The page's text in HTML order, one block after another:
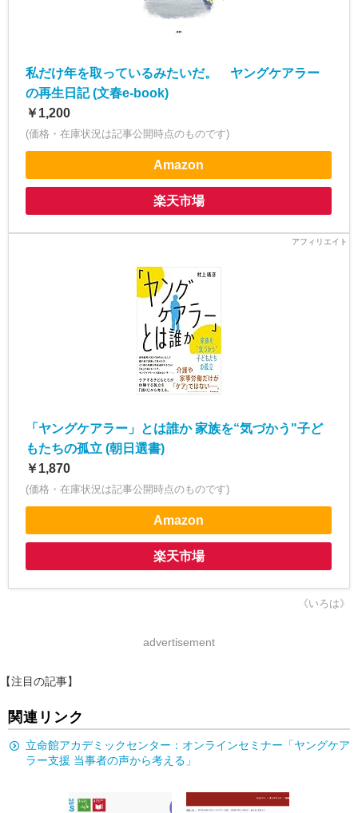
私だけ年を取っているみたいだ。 ヤングケアラー
の再生日記 (文春e-book)
￥1,200
(価格・在庫状況は記事公開時点のものです)
Amazon
楽天市場
「ヤングケアラー」とは誰か 家族を“気づかう"子ど
もたちの孤立 (朝日選書)
￥1,870
(価格・在庫状況は記事公開時点のものです)
Amazon
楽天市場
《いろは》
advertisement
【注目の記事】
関連リンク
立命館アカデミックセンター：オンラインセミナー「ヤングケア
ラー支援 当事者の声から考える」